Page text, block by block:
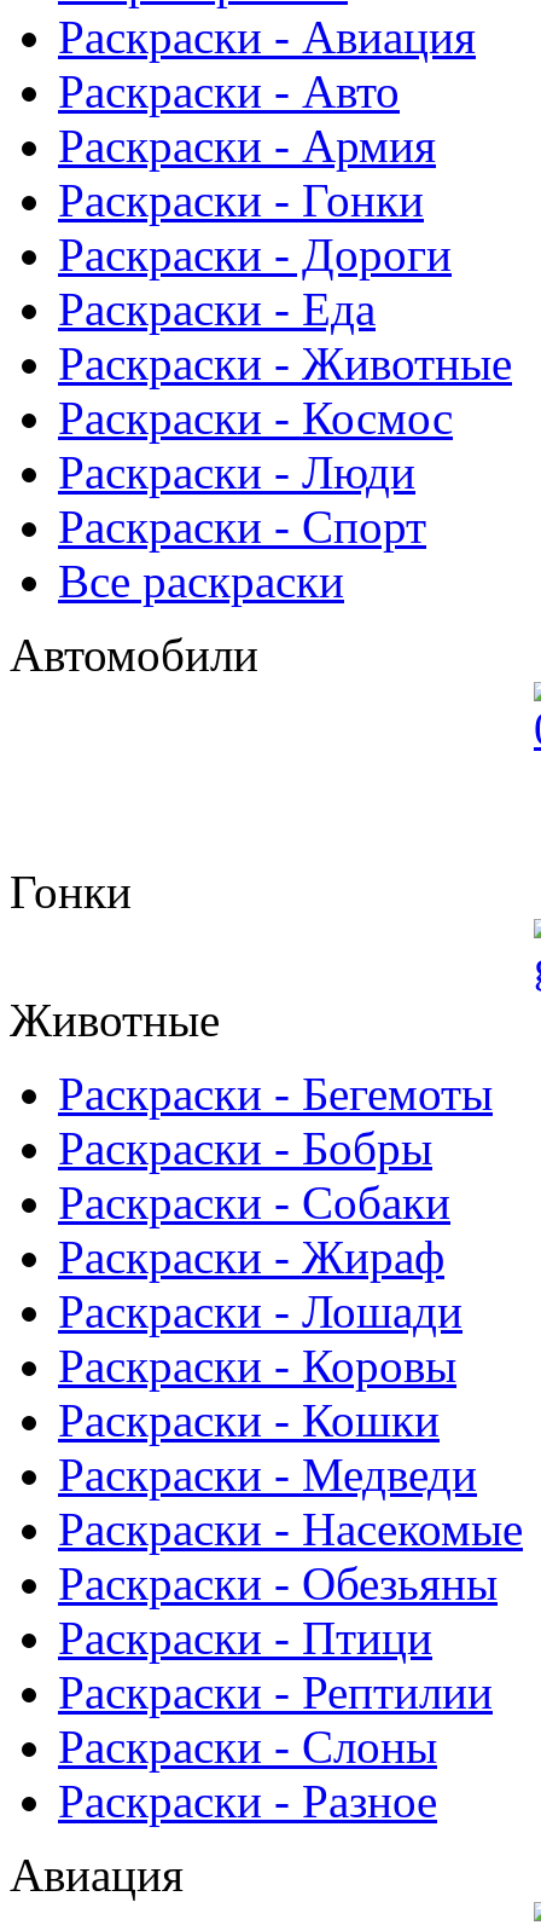
Раскраски - Авиация
Раскраски - Авто
Раскраски - Армия
Раскраски - Гонки
Раскраски - Дороги
Раскраски - Еда
Раскраски - Животныe
Раскраски - Космос
Раскраски - Люди
Раскраски - Спорт
Все раскраски
Автомобили
Гонки
Животные
Раскраски - Бегемоты
Раскраски - Бобры
Раскраски - Собаки
Раскраски - Жираф
Раскраски - Лошади
Раскраски - Коровы
Раскраски - Кошки
Раскраски - Медведи
Раскраски - Насекомые
Раскраски - Обезьяны
Раскраски - Птици
Раскраски - Рептилии
Раскраски - Слоны
Раскраски - Разное
Авиация